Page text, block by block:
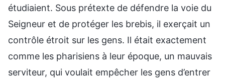
étudiaient. Sous prétexte de défendre la voie du
Seigneur et de protéger les brebis, il exerçait un
contrôle étroit sur les gens. Il était exactement
comme les pharisiens à leur époque, un mauvais
serviteur, qui voulait empêcher les gens d’entrer